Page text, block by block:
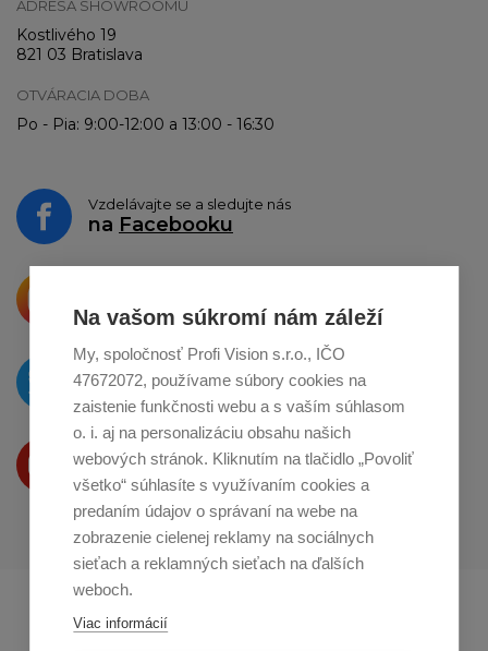
Na vašom súkromí nám záleží
My, spoločnosť Profi Vision s.r.o., IČO
47672072, používame súbory cookies na
zaistenie funkčnosti webu a s vaším súhlasom
o. i. aj na personalizáciu obsahu našich
webových stránok. Kliknutím na tlačidlo „Povoliť
všetko“ súhlasíte s využívaním cookies a
predaním údajov o správaní na webe na
zobrazenie cielenej reklamy na sociálnych
sieťach a reklamných sieťach na ďalších
weboch.
Viac informácií
ADRESA SHOWROOMU
Kostlivého 19
821 03 Bratislava
OTVÁRACIA DOBA
Po - Pia: 9:00-12:00 a 13:00 - 16:30
Vzdelávajte se a sledujte nás
na Facebooku
o zdieľanie naInstagrame
O novinkách píšeme
naTwitteri
Produkty Vám predstavujeme
na Youtube
Profikuchař.cz